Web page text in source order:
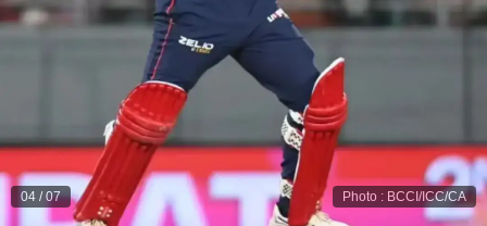
Photo : BCCI/ICC/CA
04 /07